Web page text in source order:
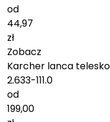
od
44,97
zł
Zobacz
Karcher lanca
2.633-111.0
od
199,00